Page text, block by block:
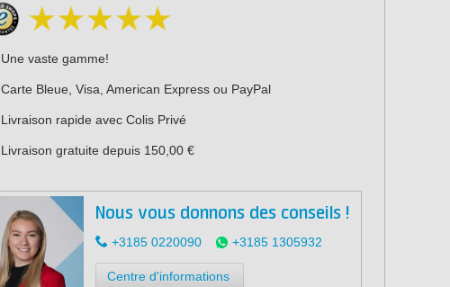
Une vaste gamme!
Carte Bleue, Visa, American Express ou PayPal
Livraison rapide avec Colis Privé
Livraison gratuite depuis 150,00 €
Nous vous donnons des conseils !
+3185 0220090 +3185 1305932
Centre d'informations